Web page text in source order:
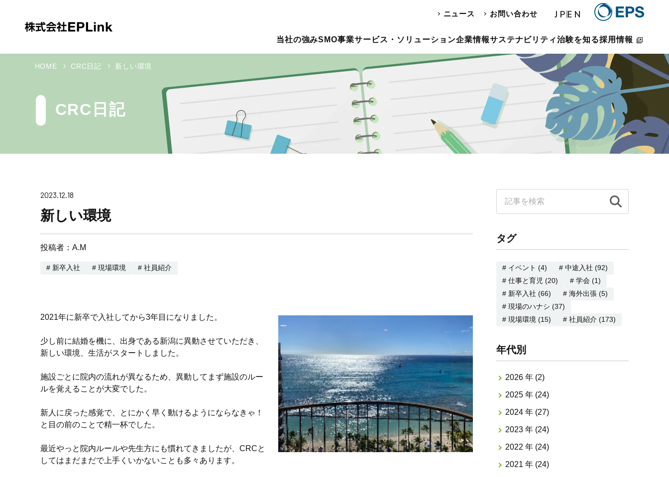
ニュース お問い合わせ JPEN
当社の強みSMO事業サービス・ソリューション企業情報サステナビリティ治験を知る採用情報
HOME CRC日記 新しい環境
CRC日記
2023.12.18
新しい環境
投稿者：A.M
# 新卒入社 # 現場環境 # 社員紹介
2021年に新卒で入社してから3年目になりました。
少し前に結婚を機に、出身である新潟に異動させていただき、
新しい環境、生活がスタートしました。
施設ごとに院内の流れが異なるため、異動してまず施設のルー
ルを覚えることが大変でした。
新人に戻った感覚で、とにかく早く動けるようにならなきゃ！
と目の前のことで精一杯でした。
最近やっと院内ルールや先生方にも慣れてきましたが、CRCと
してはまだまだで上手くいかないことも多々あります。
タグ
# イベント (4)
# 中途入社 (92)
# 仕事と育児 (20)
# 学会 (1)
# 新卒入社 (66)
# 海外出張 (5)
# 現場のハナシ (37)
# 現場環境 (15)
# 社員紹介 (173)
年代別
2026 年 (2)
2025 年 (24)
2024 年 (27)
2023 年 (24)
2022 年 (24)
2021 年 (24)